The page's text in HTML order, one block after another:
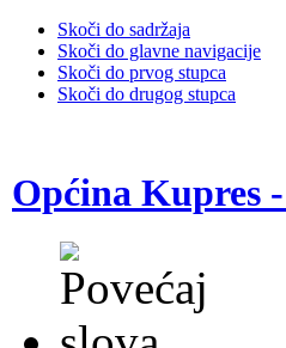
Skoči do sadržaja
Skoči do glavne navigacije
Skoči do prvog stupca
Skoči do drugog stupca
Općina Kupres